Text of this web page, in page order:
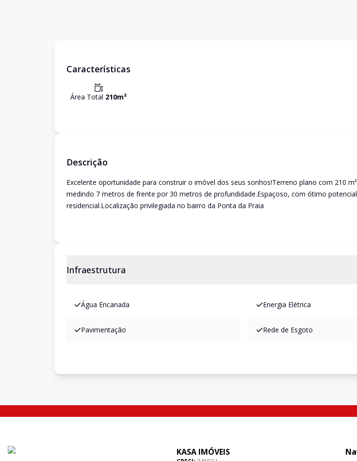
Características
Área Total 210m²
Descrição
Excelente oportunidade para construir o imóvel dos seus sonhos!Terreno plano com 210
medindo 7 metros de frente por 30 metros de profundidade.Espaçoso, com ótimo
residencial.Localização privilegiada no bairro da Ponta da Praia
Infraestrutura
Água Encanada Energia Elétrica
Pavimentação Rede de Esgoto
KASA IMÓVEIS